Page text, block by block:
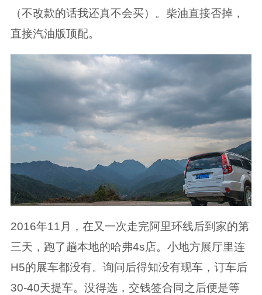
（不改款的话我还真不会买）。柴油直接否掉，
直接汽油版顶配。
2016年11月，在又一次走完阿里环线后到家的第
三天，跑了趟本地的哈弗4s店。小地方展厅里连
H5的展车都没有。询问后得知没有现车，订车后
30-40天提车。没得选，交钱签合同之后便是等